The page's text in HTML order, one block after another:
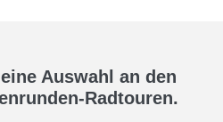
Auswahl an den
Radtouren.